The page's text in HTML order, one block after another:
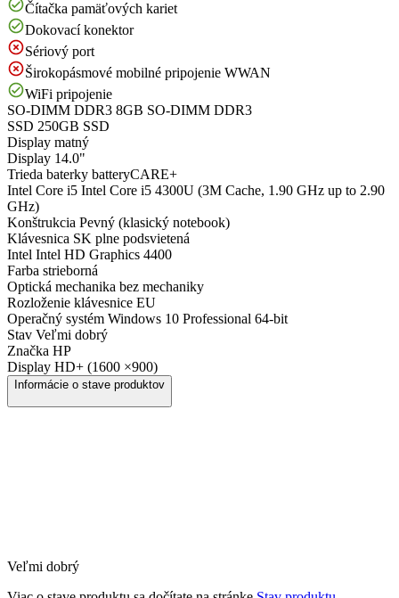
Čítačka pamäťových kariet
Dokovací konektor
Sériový port
Širokopásmové mobilné pripojenie WWAN
WiFi pripojenie
SO-DIMM DDR3 8GB SO-DIMM DDR3
SSD 250GB SSD
Display matný
Display 14.0"
Trieda baterky batteryCARE+
Intel Core i5 Intel Core i5 4300U (3M Cache, 1.90 GHz up to 2.90
GHz)
Konštrukcia Pevný (klasický notebook)
Klávesnica SK plne podsvietená
Intel Intel HD Graphics 4400
Farba strieborná
Optická mechanika bez mechaniky
Rozloženie klávesnice EU
Operačný systém Windows 10 Professional 64-bit
Stav Veľmi dobrý
Značka HP
Display HD+ (1600 ×900)
Informácie o stave produktov
Veľmi dobrý